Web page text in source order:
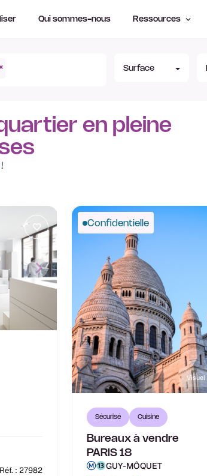
Qui sommes-nous Ressources
Surface
en pleine
!
Réf. : 27982
Confidentielle
Sécurisé Cuisine
Bureaux à vendre
PARIS 18
GUY-MÔQUET